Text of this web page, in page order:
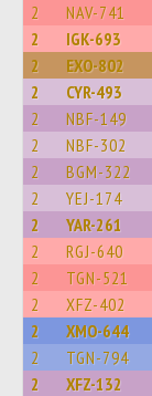
2 NAV-741
2 IGK-693
2 EXO-802
2 CYR-493
2 NBF-149
2 NBF-302
2 BGM-322
2 YEJ-174
2 YAR-261
2 RGJ-640
2 TGN-521
2 XFZ-402
2 XMO-644
2 TGN-794
2 XFZ-132